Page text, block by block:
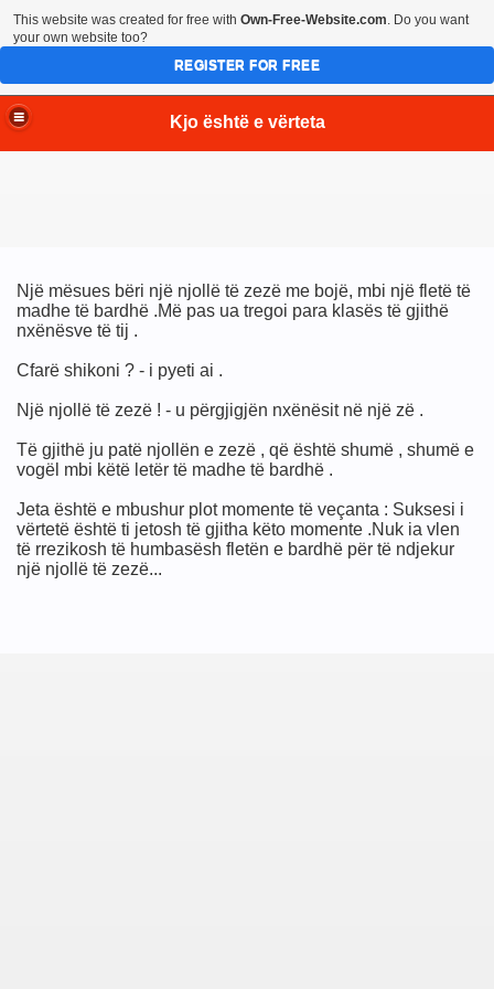
Kjo është e vërteta
Një mësues bëri një njollë të zezë me bojë, mbi një fletë të
madhe të bardhë .Më pas ua tregoi para klasës të gjithë
nxënësve të tij .
Cfarë shikoni ? - i pyeti ai .
Një njollë të zezë ! - u përgjigjën nxënësit në një zë .
Të gjithë ju patë njollën e zezë , që është shumë , shumë e
vogël mbi këtë letër të madhe të bardhë .
Jeta është e mbushur plot momente të veçanta : Suksesi i
vërtetë është ti jetosh të gjitha këto momente .Nuk ia vlen
të rrezikosh të humbasësh fletën e bardhë për të ndjekur
një njollë të zezë...
This website was created for free with Own-Free-Website.com. Do you want
your own website too?
REGISTER FOR FREE